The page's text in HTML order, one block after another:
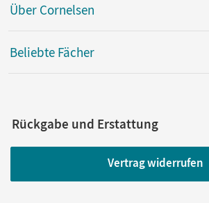
Über Cornelsen
Beliebte Fächer
Rückgabe und Erstattung
Vertrag widerrufen